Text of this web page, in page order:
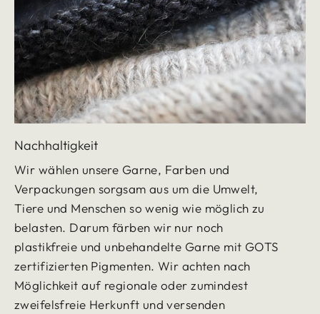
Nachhaltigkeit
Wir wählen unsere Garne, Farben und
Verpackungen sorgsam aus um die Umwelt,
Tiere und Menschen so wenig wie möglich zu
belasten. Darum färben wir nur noch
plastikfreie und unbehandelte Garne mit GOTS
zertifizierten Pigmenten. Wir achten nach
Möglichkeit auf regionale oder zumindest
zweifelsfreie Herkunft und versenden